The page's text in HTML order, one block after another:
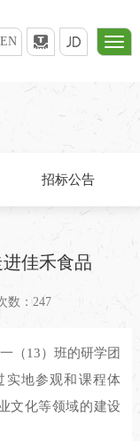
EN
招标公告
佳禾食品
数：247
（13）班的研学团
实地参观和课程体
文化等领域的建设